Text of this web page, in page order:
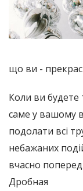
що ви -
Коли ви будете
саме у вашому
подолати всі
небажаних
вчасно
Дробная